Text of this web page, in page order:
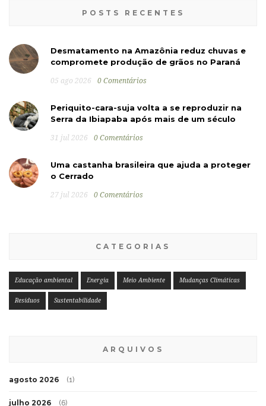
POSTS RECENTES
Desmatamento na Amazônia reduz chuvas e
compromete produção de grãos no Paraná
05 ago 2026 0 Comentários
Periquito-cara-suja volta a se reproduzir na
Serra da Ibiapaba após mais de um século
31 jul 2026 0 Comentários
Uma castanha brasileira que ajuda a proteger
o Cerrado
27 jul 2026 0 Comentários
CATEGORIAS
Educação ambiental Energia Meio Ambiente Mudanças Climáticas
Resíduos Sustentabilidade
ARQUIVOS
agosto 2026 (1)
julho 2026 (6)